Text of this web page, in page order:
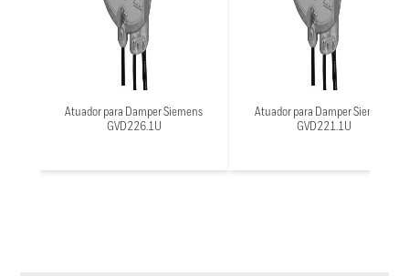
Atuador para Damper Siemens
GVD226.1U
Atuador para Damper Siemens
GVD221.1U